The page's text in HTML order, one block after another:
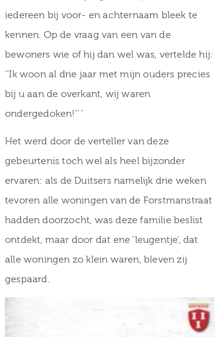
iedereen bij voor- en achternaam bleek te
kennen. Op de vraag van een van de
bewoners wie of hij dan wel was, vertelde hij:
‘‘Ik woon al drie jaar met mijn ouders precies
bij u aan de overkant, wij waren
ondergedoken!’’ ’
Het werd door de verteller van deze
gebeurtenis toch wel als heel bijzonder
ervaren: als de Duitsers namelijk drie weken
tevoren alle woningen van de Forstmanstraat
hadden doorzocht, was deze familie beslist
ontdekt, maar door dat ene ‘leugentje’, dat
alle woningen zo klein waren, bleven zij
gespaard.